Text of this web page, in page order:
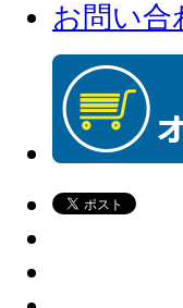
お問い合